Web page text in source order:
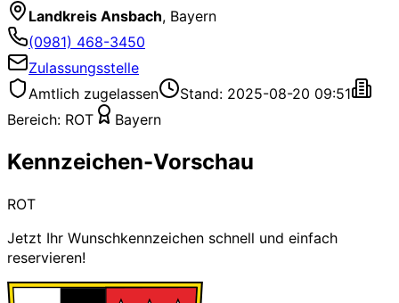
Landkreis Ansbach, Bayern
(0981) 468-3450
Zulassungsstelle
Amtlich zugelassen
Stand: 2025-08-20 09:51
Bereich: ROT Bayern
Kennzeichen-Vorschau
ROT
Jetzt Ihr Wunschkennzeichen schnell und einfach
reservieren!